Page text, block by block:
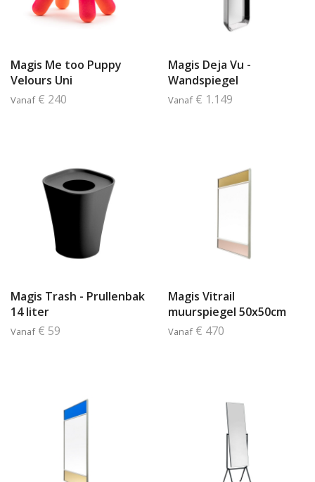
Magis Me too Puppy
Velours Uni
Vanaf € 240
Magis Deja Vu -
Wandspiegel
Vanaf € 1.149
Magis Trash - Prullenbak
14 liter
Vanaf € 59
Magis Vitrail
muurspiegel 50x50cm
Vanaf € 470